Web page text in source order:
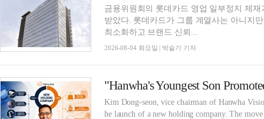
금융위원회의 롯데카드 영업 일부정지 제
받았다. 롯데카드가 그룹 계열사는 아니지
최소화하고 브랜드 신뢰...
2026-08-04 화요일 | 박슬기 기자
Kim Dong-seon, vice chairman of Hanwha
he launch of a new holding company. The